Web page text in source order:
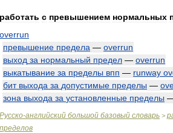
работать с превышением нормальных
overrun
превышение предела — overrun
выход за нормальный предел — overrun
выкатывание за пределы впп — runway
бит выхода за допустимые пределы —
зона выхода за установленные пределы
Русско-английский большой базовый словарь >
пределов